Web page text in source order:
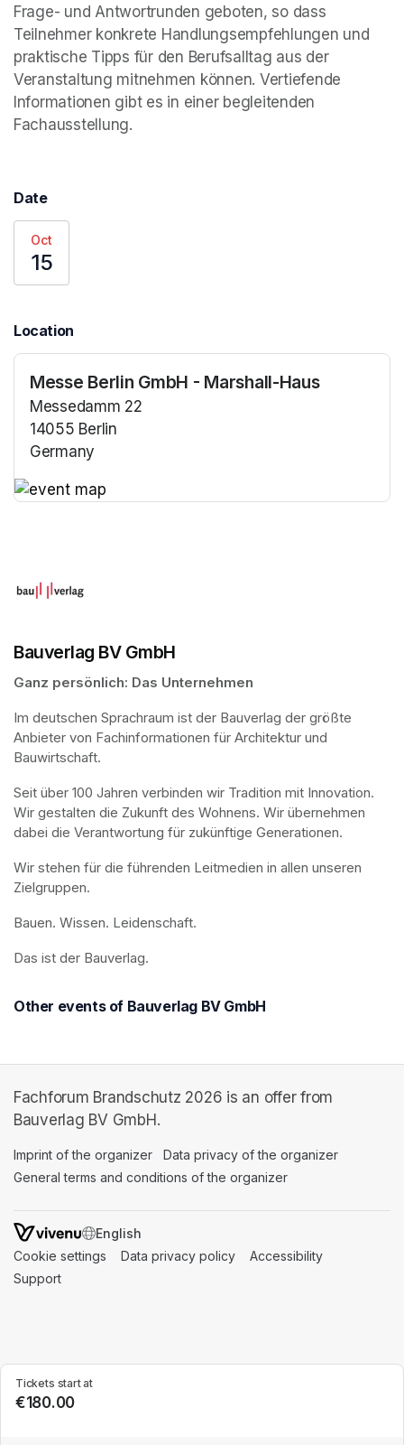
Frage- und Antwortrunden geboten, so dass
Teilnehmer konkrete Handlungsempfehlungen und
praktische Tipps für den Berufsalltag aus der
Veranstaltung mitnehmen können. Vertiefende
Informationen gibt es in einer begleitenden
Fachausstellung.
Date
Oct
15
Location
Messe Berlin GmbH - Marshall-Haus
Messedamm 22
14055 Berlin
Germany
Tickets start at
€180.00
Bauverlag BV GmbH
Ganz persönlich: Das Unternehmen
Im deutschen Sprachraum ist der Bauverlag der größte
Anbieter von Fachinformationen für Architektur und
Bauwirtschaft.
Seit über 100 Jahren verbinden wir Tradition mit Innovation.
Wir gestalten die Zukunft des Wohnens. Wir übernehmen
dabei die Verantwortung für zukünftige Generationen.
Wir stehen für die führenden Leitmedien in allen unseren
Zielgruppen.
Bauen. Wissen. Leidenschaft.
Das ist der Bauverlag.
Other events of Bauverlag BV GmbH
Fachforum Brandschutz 2026 is an offer from
Bauverlag BV GmbH.
Imprint of the organizer (opens in a new tab)
Data privacy of the organizer
General terms and conditions of the organizer
SWITCH LANGUAGE
Cookie settings (opens in a new tab)
Data privacy policy (opens in a new tab)
Accessibility
Support